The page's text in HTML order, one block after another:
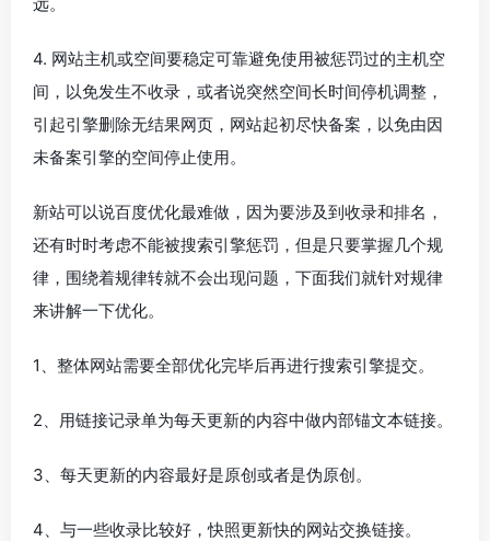
4. 网站主机或空间要稳定可靠避免使用被惩罚过的主机空
间，以免发生不收录，或者说突然空间长时间停机调整，
引起引擎删除无结果网页，网站起初尽快备案，以免由因
未备案引擎的空间停止使用。
新站可以说百度优化最难做，因为要涉及到收录和排名，
还有时时考虑不能被搜索引擎惩罚，但是只要掌握几个规
律，围绕着规律转就不会出现问题，下面我们就针对规律
来讲解一下优化。
1、整体网站需要全部优化完毕后再进行搜索引擎提交。
2、用链接记录单为每天更新的内容中做内部锚文本链接。
3、每天更新的内容最好是原创或者是伪原创。
4、与一些收录比较好，快照更新快的网站交换链接。